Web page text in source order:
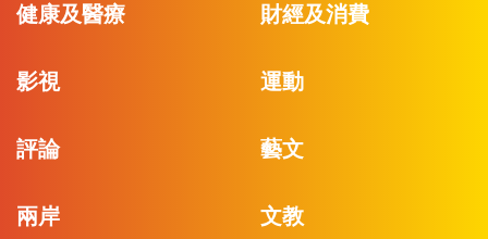
健康及醫療 財經及消費
影視 運動
評論 藝文
兩岸 文教